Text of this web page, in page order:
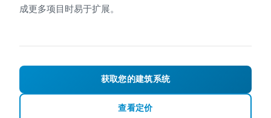
成更多项目时易于扩展。
获取您的建筑系统
查看定价